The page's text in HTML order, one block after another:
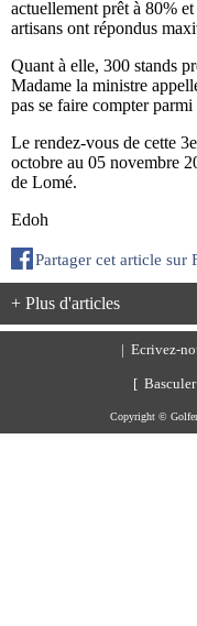
actuellement prêt à 80%
artisans ont répondus
Quant à elle, 300 stands
Madame la ministre
pas se faire compter parmi
Le rendez-vous de cette
octobre au 05 novembre
de Lomé.
Edoh
Partager cet article sur
+ Plus d'articles
Ecrivez-
[
Copyright ©